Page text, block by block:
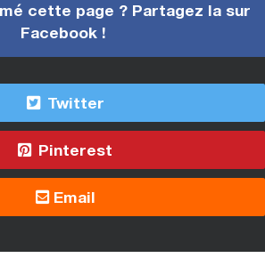
cette page ? Partagez la sur
Facebook !
Twitter
Pinterest
Email